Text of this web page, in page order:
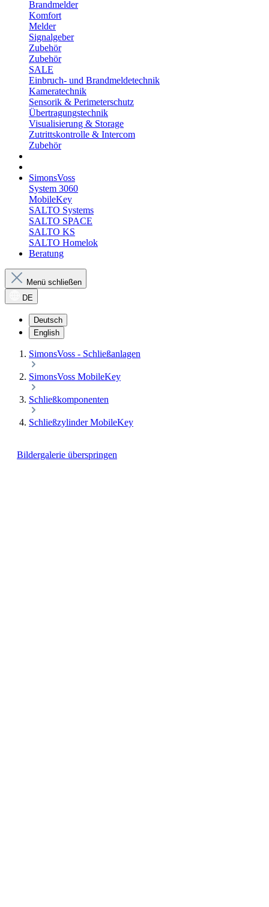
Brandmelder
Komfort
Melder
Signalgeber
Zubehör
Zubehör
SALE
Einbruch- und Brandmeldetechnik
Kameratechnik
Sensorik & Perimeterschutz
Übertragungstechnik
Visualisierung & Storage
Zutrittskontrolle & Intercom
Zubehör
SimonsVoss
System 3060
MobileKey
SALTO Systems
SALTO SPACE
SALTO KS
SALTO Homelok
Beratung
Menü schließen
DE
Deutsch
English
SimonsVoss - Schließanlagen
SimonsVoss MobileKey
Schließkomponenten
Schließzylinder MobileKey
Bildergalerie überspringen